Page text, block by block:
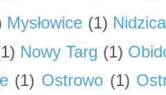
Mysłowice (1) Nidzica
Nowy Targ (1)
(1) Ostrowo (1)